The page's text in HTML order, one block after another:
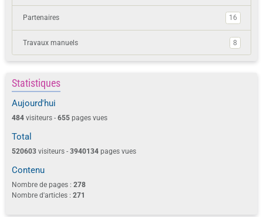
Partenaires 16
Travaux manuels 8
Statistiques
Aujourd'hui
484 visiteurs - 655 pages vues
Total
520603 visiteurs - 3940134 pages vues
Contenu
Nombre de pages : 278
Nombre d'articles : 271